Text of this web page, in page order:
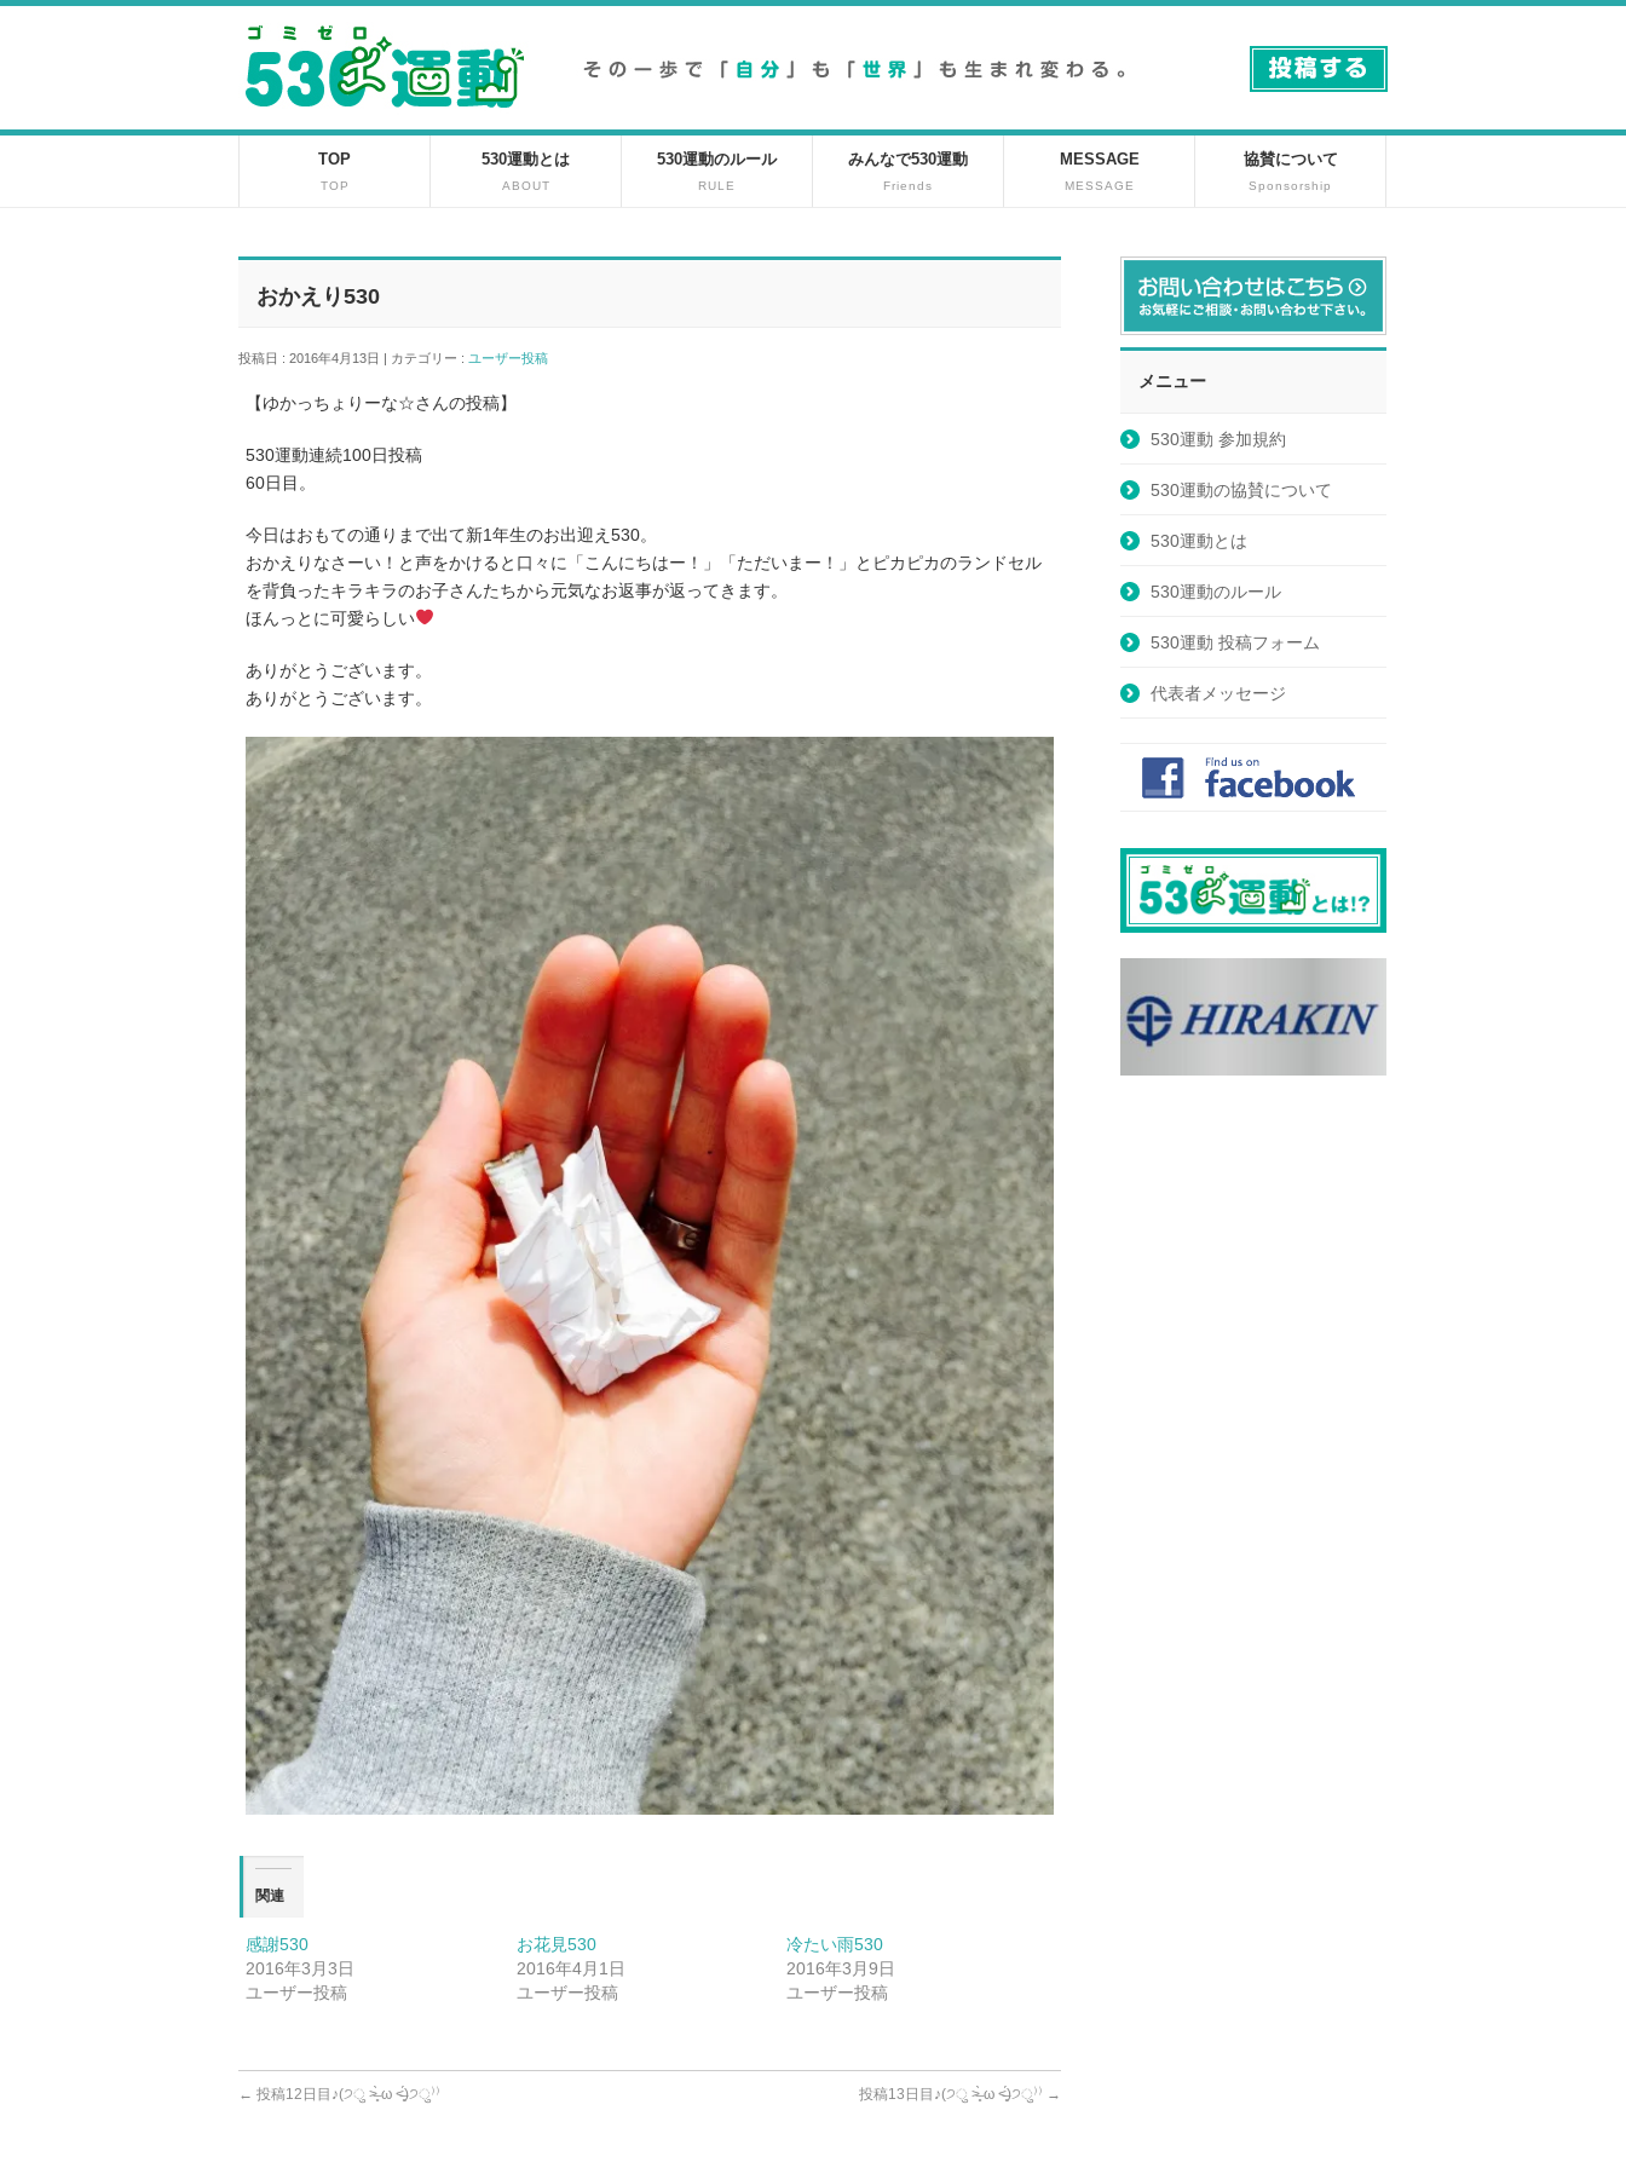
TOP
TOP
530運動とは
ABOUT
530運動のルール
RULE
みんなで530運動
Friends
MESSAGE
MESSAGE
協賛について
Sponsorship
おかえり530
投稿日 : 2016年4月13日 | カテゴリー : ユーザー投稿
【ゆかっちょりーな☆さんの投稿】
530運動連続100日投稿
60日目。
今日はおもての通りまで出て新1年生のお出迎え530。
おかえりなさーい！と声をかけると口々に「こんにちはー！」「ただいまー！」とピカピカのランドセル
を背負ったキラキラのお子さんたちから元気なお返事が返ってきます。
ほんっとに可愛らしい
ありがとうございます。
ありがとうございます。
関連
感謝530
2016年3月3日
ユーザー投稿
お花見530
2016年4月1日
ユーザー投稿
冷たい雨530
2016年3月9日
ユーザー投稿
← 投稿12日目♪(੭ु ˃̶͈̀ ω ˂̶͈́)੭ु⁾⁾ 投稿13日目♪(੭ु ˃̶͈̀ ω ˂̶͈́)੭ु⁾⁾ →
メニュー
530運動 参加規約
530運動の協賛について
530運動とは
530運動のルール
530運動 投稿フォーム
代表者メッセージ